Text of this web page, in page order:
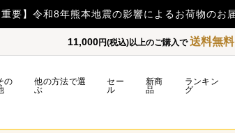
11,000円(税込)以上のご購入で送料無料
の
他の方法で選
ぶ
セー
ル
新商
品
ランキン
グ